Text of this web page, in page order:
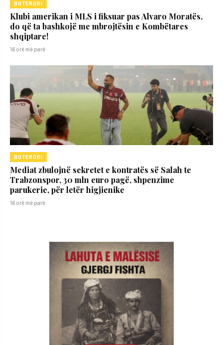
BOTERORI
Klubi amerikan i MLS i fiksuar pas Alvaro Moratës,
do që ta bashkojë me mbrojtësin e Kombëtares
shqiptare!
16 orë më parë
BOTERORI
Mediat zbulojnë sekretet e kontratës së Salah te
Trabzonspor, 30 mln euro pagë, shpenzime
parukerie, për letër higjienike
16 orë më parë